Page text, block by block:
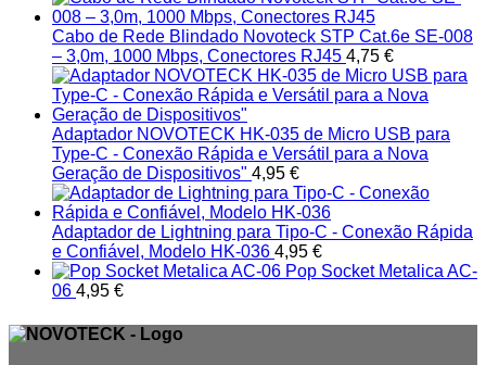
Cabo de Rede Blindado Novoteck STP Cat.6e SE-008
– 3,0m, 1000 Mbps, Conectores RJ45 4,75 €
Adaptador NOVOTECK HK-035 de Micro USB para
Type-C - Conexão Rápida e Versátil para a Nova
Geração de Dispositivos" 4,95 €
Adaptador de Lightning para Tipo-C - Conexão Rápida
e Confiável, Modelo HK-036 4,95 €
Pop Socket Metalica AC-
06 4,95 €